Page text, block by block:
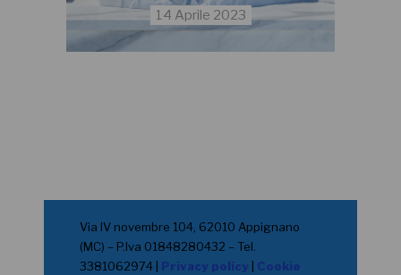
14 Aprile 2023
Via IV novembre 104, 62010 Appignano
(MC) – P.Iva 01848280432 – Tel.
3381062974 | Privacy policy | Cookie